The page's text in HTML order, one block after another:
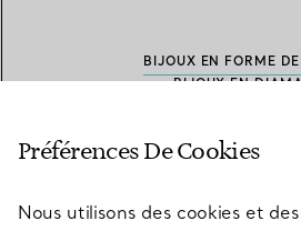
BIJOUX EN FORME DE
BIJOUX EN
Préférences De Cookies
Nous utilisons des cookies et